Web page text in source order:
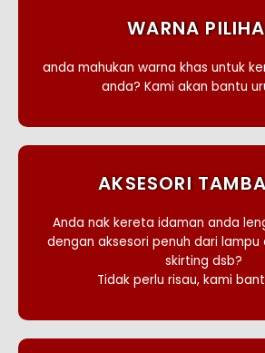
WARNA
anda mahukan warna khas untuk
anda? Kami akan bantu
AKSESORI
Anda nak kereta idaman anda
dengan aksesori penuh dari lampu
skirting dsb?
Tidak perlu risau, kami